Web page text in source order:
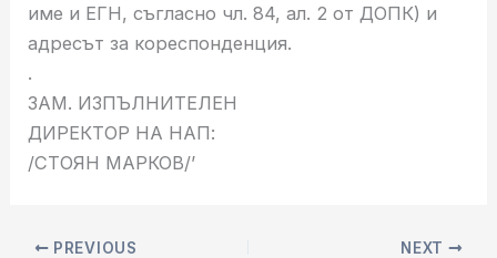
име и ЕГН, съгласно чл. 84, ал. 2 от ДОПК) и
адресът за кореспонденция.
.
ЗАМ. ИЗПЪЛНИТЕЛЕН
ДИРЕКТОР НА НАП:
/СТОЯН МАРКОВ/’
PREVIOUS NEXT